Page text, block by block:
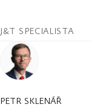
J&T SPECIALISTA
PETR SKLENÁŘ